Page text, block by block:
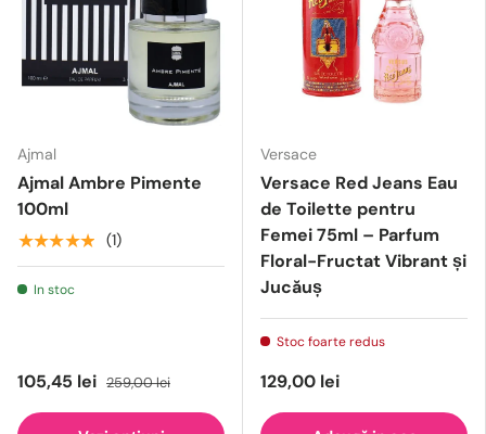
Ajmal
Ajmal Ambre Pimente
100ml
★★★★★ (1)
In stoc
105,45 lei 259,00 lei
Versace
Versace Red Jeans Eau
de Toilette pentru
Femei 75ml – Parfum
Floral-Fructat Vibrant și
Jucăuș
Stoc foarte redus
129,00 lei